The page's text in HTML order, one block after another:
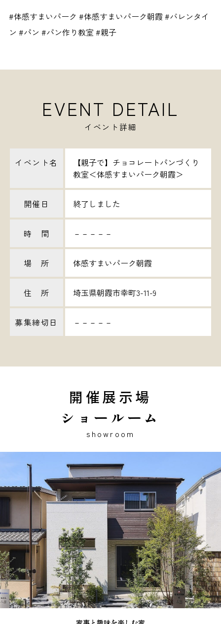
#体感すまいパーク #体感すまいパーク朝霞 #バレンタイ
ン #パン #パン作り教室 #親子
EVENT DETAIL
イベント詳細
イベント名
【親子で】チョコレートパンづくり
教室＜体感すまいパーク朝霞＞
開催日 終了しました
時 間 －－－－－
場 所 体感すまいパーク朝霞
住 所 埼玉県朝霞市幸町3-11-9
募集締切日 －－－－－
開催展示場
ショールーム
showroom